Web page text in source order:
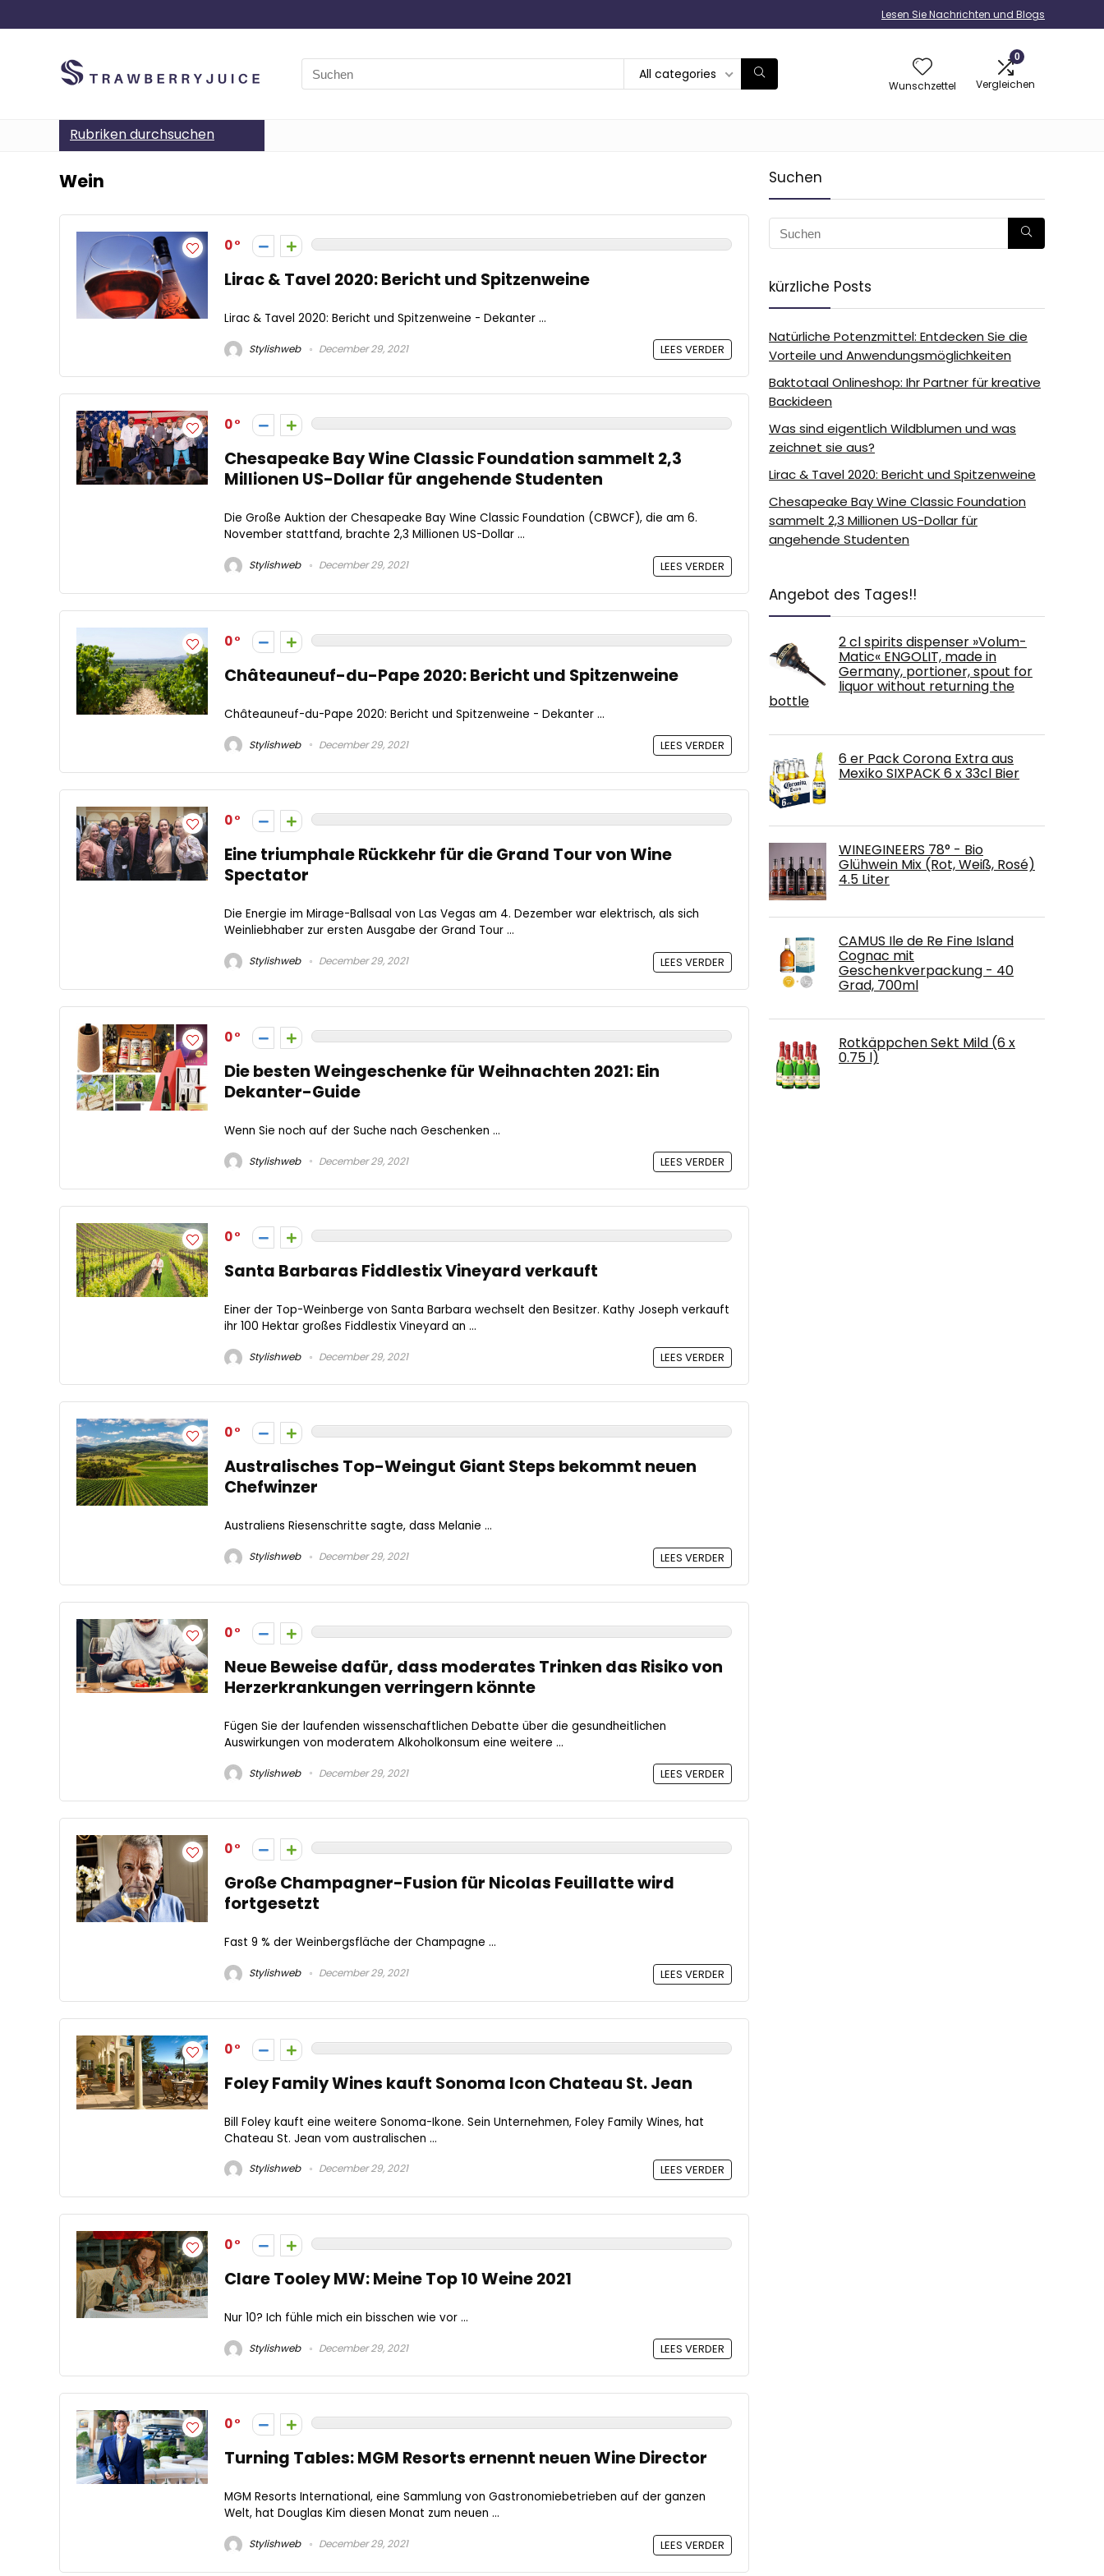
Lesen Sie Nachrichten und Blogs
Search
for:
All categories
Wunschzettel
0
Vergleichen
Rubriken durchsuchen
Wein
0
Lirac & Tavel 2020: Bericht und Spitzenweine
Lirac & Tavel 2020: Bericht und Spitzenweine - Dekanter ...
Stylishweb December 29, 2021 LEES VERDER
0
Chesapeake Bay Wine Classic Foundation sammelt 2,3
Millionen US-Dollar für angehende Studenten
Die Große Auktion der Chesapeake Bay Wine Classic Foundation (CBWCF), die am 6.
November stattfand, brachte 2,3 Millionen US-Dollar ...
Stylishweb December 29, 2021 LEES VERDER
0
Châteauneuf-du-Pape 2020: Bericht und Spitzenweine
Châteauneuf-du-Pape 2020: Bericht und Spitzenweine - Dekanter ...
Stylishweb December 29, 2021 LEES VERDER
0
Eine triumphale Rückkehr für die Grand Tour von Wine
Spectator
Die Energie im Mirage-Ballsaal von Las Vegas am 4. Dezember war elektrisch, als sich
Weinliebhaber zur ersten Ausgabe der Grand Tour ...
Stylishweb December 29, 2021 LEES VERDER
0
Die besten Weingeschenke für Weihnachten 2021: Ein
Dekanter-Guide
Wenn Sie noch auf der Suche nach Geschenken ...
Stylishweb December 29, 2021 LEES VERDER
0
Santa Barbaras Fiddlestix Vineyard verkauft
Einer der Top-Weinberge von Santa Barbara wechselt den Besitzer. Kathy Joseph verkauft
ihr 100 Hektar großes Fiddlestix Vineyard an ...
Stylishweb December 29, 2021 LEES VERDER
0
Australisches Top-Weingut Giant Steps bekommt neuen
Chefwinzer
Australiens Riesenschritte sagte, dass Melanie ...
Stylishweb December 29, 2021 LEES VERDER
0
Neue Beweise dafür, dass moderates Trinken das Risiko von
Herzerkrankungen verringern könnte
Fügen Sie der laufenden wissenschaftlichen Debatte über die gesundheitlichen
Auswirkungen von moderatem Alkoholkonsum eine weitere ...
Stylishweb December 29, 2021 LEES VERDER
0
Große Champagner-Fusion für Nicolas Feuillatte wird
fortgesetzt
Fast 9 % der Weinbergsfläche der Champagne ...
Stylishweb December 29, 2021 LEES VERDER
0
Foley Family Wines kauft Sonoma Icon Chateau St. Jean
Bill Foley kauft eine weitere Sonoma-Ikone. Sein Unternehmen, Foley Family Wines, hat
Chateau St. Jean vom australischen ...
Stylishweb December 29, 2021 LEES VERDER
0
Clare Tooley MW: Meine Top 10 Weine 2021
Nur 10? Ich fühle mich ein bisschen wie vor ...
Stylishweb December 29, 2021 LEES VERDER
0
Turning Tables: MGM Resorts ernennt neuen Wine Director
MGM Resorts International, eine Sammlung von Gastronomiebetrieben auf der ganzen
Welt, hat Douglas Kim diesen Monat zum neuen ...
Stylishweb December 29, 2021 LEES VERDER
Suchen
kürzliche Posts
Natürliche Potenzmittel: Entdecken Sie die
Vorteile und Anwendungsmöglichkeiten
Baktotaal Onlineshop: Ihr Partner für kreative
Backideen
Was sind eigentlich Wildblumen und was
zeichnet sie aus?
Lirac & Tavel 2020: Bericht und Spitzenweine
Chesapeake Bay Wine Classic Foundation
sammelt 2,3 Millionen US-Dollar für
angehende Studenten
Angebot des Tages!!
2 cl spirits dispenser »Volum-
Matic« ENGOLIT, made in
Germany, portioner, spout for
liquor without returning the
bottle
6 er Pack Corona Extra aus
Mexiko SIXPACK 6 x 33cl Bier
WINEGINEERS 78° - Bio
Glühwein Mix (Rot, Weiß, Rosé)
4.5 Liter
CAMUS Ile de Re Fine Island
Cognac mit
Geschenkverpackung - 40
Grad, 700ml
Rotkäppchen Sekt Mild (6 x
0.75 l)